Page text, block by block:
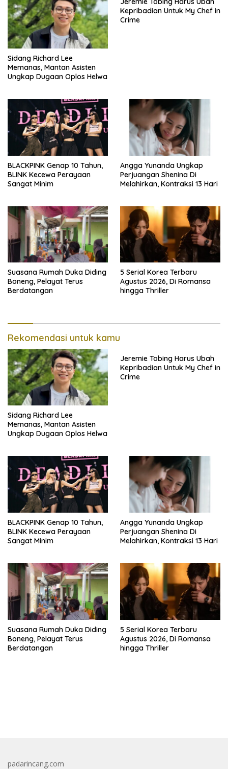
Sidang Richard Lee
Memanas, Mantan Asisten
Ungkap Dugaan Oplos Helwa
Kepribadian Untuk My Chef in
Crime
BLACKPINK Genap 10 Tahun,
BLINK Kecewa Perayaan
Sangat Minim
Angga Yunanda Ungkap
Perjuangan Shenina Di
Melahirkan, Kontraksi 13 Hari
Suasana Rumah Duka Diding
Boneng, Pelayat Terus
Berdatangan
5 Serial Korea Terbaru
Agustus 2026, Di Romansa
hingga Thriller
Rekomendasi untuk kamu
Sidang Richard Lee
Memanas, Mantan Asisten
Ungkap Dugaan Oplos Helwa
Jeremie Tobing Harus Ubah
Kepribadian Untuk My Chef in
Crime
BLACKPINK Genap 10 Tahun,
BLINK Kecewa Perayaan
Sangat Minim
Angga Yunanda Ungkap
Perjuangan Shenina Di
Melahirkan, Kontraksi 13 Hari
Suasana Rumah Duka Diding
Boneng, Pelayat Terus
Berdatangan
5 Serial Korea Terbaru
Agustus 2026, Di Romansa
hingga Thriller
padarincang.com